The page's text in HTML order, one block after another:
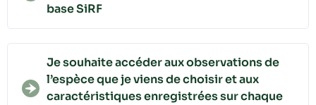
base SiRF
Je souhaite accéder aux observations de
l’espèce que je viens de choisir et aux
caractéristiques enregistrées sur chaque